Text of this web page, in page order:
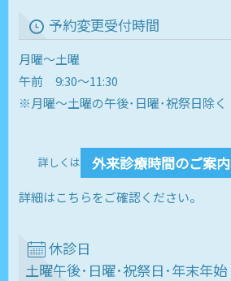
予約変更受付時間
月曜～土曜
午前 9:30～11:30
※月曜～土曜の午後･日曜･祝祭日除く
詳しくは 外来診療時間のご案内
詳細はこちらをご確認ください。
休診日
土曜午後･日曜･祝祭日･年末年始